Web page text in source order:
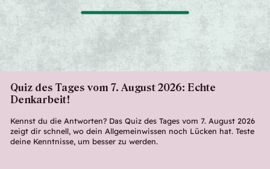
Quiz des Tages vom 7. August 2026: Echte
Denkarbeit!
Kennst du die Antworten? Das Quiz des Tages vom 7. August 2026
zeigt dir schnell, wo dein Allgemeinwissen noch Lücken hat. Teste
deine Kenntnisse, um besser zu werden.